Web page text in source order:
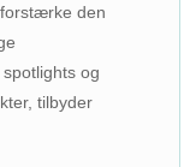
den
og
tilbyder